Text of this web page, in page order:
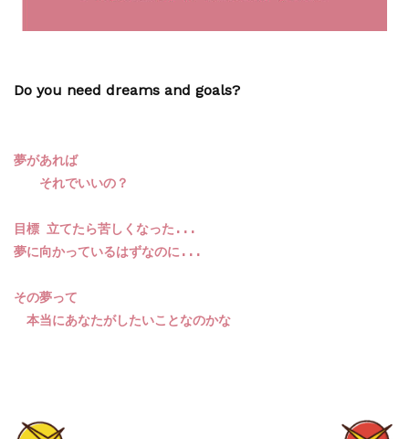
Do you need dreams and goals?
夢があれば
それでいいの？
目標 立てたら苦しくなった...
夢に向かっているはずなのに...
その夢って
本当にあなたがしたいことなのかな